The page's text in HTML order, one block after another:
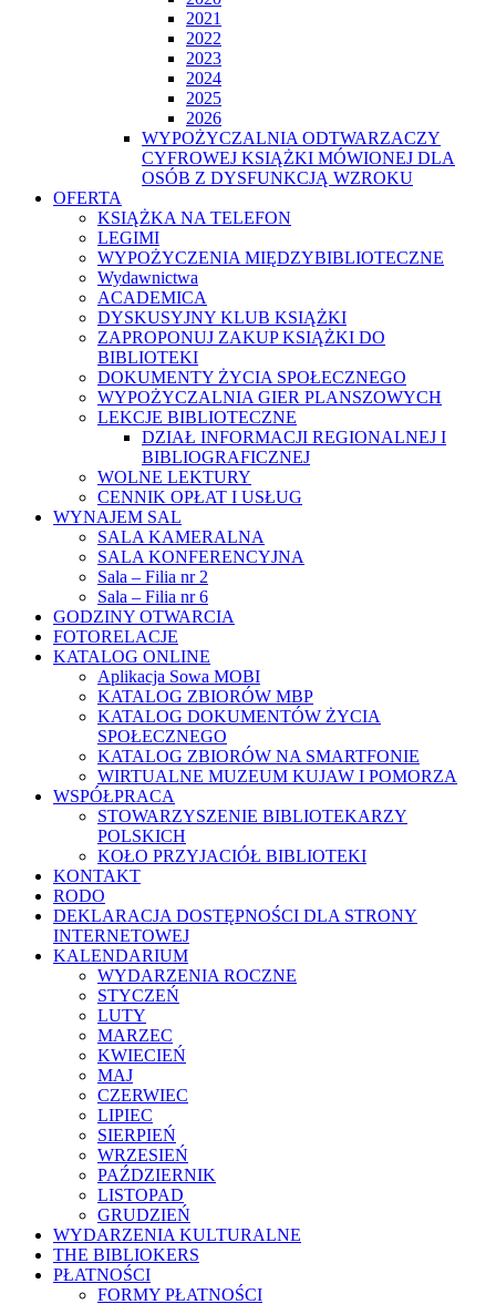
2021
2022
2023
2024
2025
2026
WYPOŻYCZALNIA ODTWARZACZY
CYFROWEJ KSIĄŻKI MÓWIONEJ DLA
OSÓB Z DYSFUNKCJĄ WZROKU
OFERTA
KSIĄŻKA NA TELEFON
LEGIMI
WYPOŻYCZENIA MIĘDZYBIBLIOTECZNE
Wydawnictwa
ACADEMICA
DYSKUSYJNY KLUB KSIĄŻKI
ZAPROPONUJ ZAKUP KSIĄŻKI DO
BIBLIOTEKI
DOKUMENTY ŻYCIA SPOŁECZNEGO
WYPOŻYCZALNIA GIER PLANSZOWYCH
LEKCJE BIBLIOTECZNE
DZIAŁ INFORMACJI REGIONALNEJ I
BIBLIOGRAFICZNEJ
WOLNE LEKTURY
CENNIK OPŁAT I USŁUG
WYNAJEM SAL
SALA KAMERALNA
SALA KONFERENCYJNA
Sala – Filia nr 2
Sala – Filia nr 6
GODZINY OTWARCIA
FOTORELACJE
KATALOG ONLINE
Aplikacja Sowa MOBI
KATALOG ZBIORÓW MBP
KATALOG DOKUMENTÓW ŻYCIA
SPOŁECZNEGO
KATALOG ZBIORÓW NA SMARTFONIE
WIRTUALNE MUZEUM KUJAW I POMORZA
WSPÓŁPRACA
STOWARZYSZENIE BIBLIOTEKARZY
POLSKICH
KOŁO PRZYJACIÓŁ BIBLIOTEKI
KONTAKT
RODO
DEKLARACJA DOSTĘPNOŚCI DLA STRONY
INTERNETOWEJ
KALENDARIUM
WYDARZENIA ROCZNE
STYCZEŃ
LUTY
MARZEC
KWIECIEŃ
MAJ
CZERWIEC
LIPIEC
SIERPIEŃ
WRZESIEŃ
PAŹDZIERNIK
LISTOPAD
GRUDZIEŃ
WYDARZENIA KULTURALNE
THE BIBLIOKERS
PŁATNOŚCI
FORMY PŁATNOŚCI